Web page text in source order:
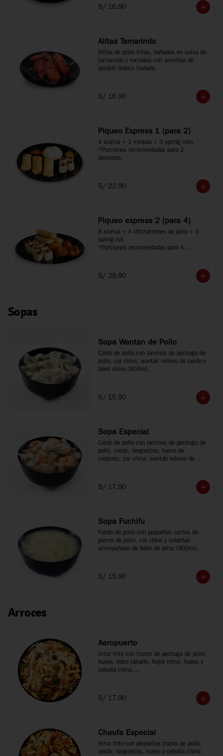
S/ 16.90
Alitas Tamarindo
Alitas de pollo fritas, bañadas en salsa de
tamarindo y rociadas con semillas de
ajonjoli blanco tostado
S/ 16.90
Piqueo Express 1 (para 2)
4 siumai + 1 minpau + 3 spring rolls.
*Porciones recomendadas para 2
personas.
S/ 22.90
Piqueo express 2 (para 4)
8 siumai + 4 chicharrones de pollo + 3
spring roll.
*Porciones recomendadas para 4
S/ 29.90
Sopas
Sopa Wantan de Pollo
Caldo de pollo con laminas de pechuga de
pollo, col china, wantan relleno de cerdo y
fideo chino (900ml).
S/ 15.90
Sopa Especial
Caldo de pollo con laminas de pechuga de
pollo, cerdo, langostino, huevo de
codorniz, col china, wantán relleno de
S/ 17.90
Sopa Fuchifu
Fondo de pollo con pequeños cortes de
pierna de pollo, col china y holantao
acompañado de fideo de arroz (900ml).
S/ 15.90
Arroces
Aeropuerto
Arroz frito con trozos de pechuga de pollo,
huevo, fideo tallarín, frejol chino, huevo y
cebolla china.
*Fotos referenciales
S/ 17.90
Chaufa Especial
Arroz frito con pequeños trozos de pollo,
cerdo, langostino, huevo y cebolla china.